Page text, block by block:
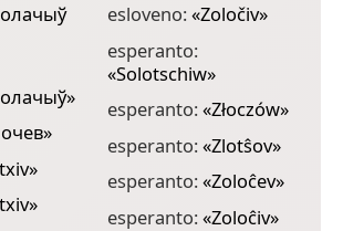
»
»
»
»
esloveno:«Zoločiv»
esperanto:
«Solotschiw»
esperanto:«Złoczów»
esperanto:«Zlotŝov»
esperanto:«Zoloĉev»
esperanto:«Zoloĉiv»